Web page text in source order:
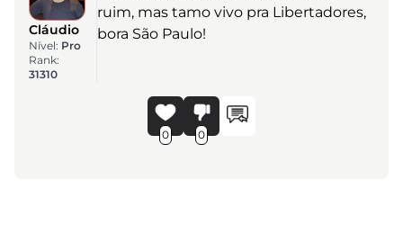
Cláudio
Nível: Pro
Rank:
31310
ruim, mas tamo vivo pra Libertadores,
bora São Paulo!
0 0